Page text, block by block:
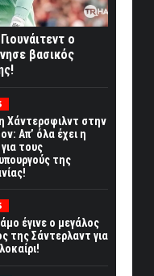
ο
βασικός
Χάντερσφιλντ στην
Απ’ όλα έχει η
τους
της
έγινε ο μεγάλος
της Σάντερλαντ για